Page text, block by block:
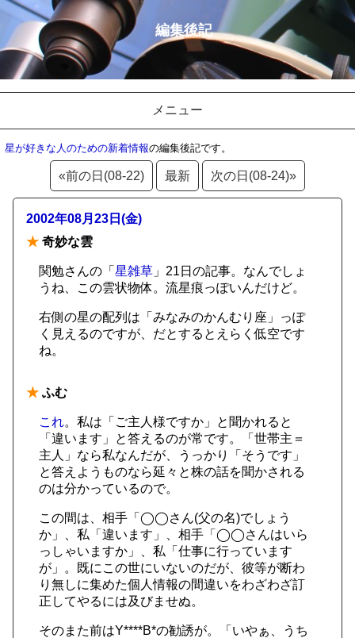
編集後記
メニュー
星が好きな人のための新着情報の編集後記です。
«前の日(08-22) 最新 次の日(08-24)»
2002年08月23日(金)
★ 奇妙な雲
関勉さんの「 星雑草 」21日の記事。なんでしょ
うね、この雲状物体。流星痕っぽいんだけど。
右側の星の配列は「みなみのかんむり座」っぽ
く見えるのですが、だとするとえらく低空です
ね。
★ ふむ
これ。私は「ご主人様ですか」と聞かれると
「違います」と答えるのが常です。「世帯主＝
主人」なら私なんだが、うっかり「そうです」
と答えようものなら延々と株の話を聞かされる
のは分かっているので。
この間は、相手「◯◯さん(父の名)でしょう
か」、私「違います」、相手「◯◯さんはいら
っしゃいますか」、私「仕事に行っています
が」。既にこの世にいないのだが、彼等が断わ
り無しに集めた個人情報の間違いをわざわざ訂
正してやるには及びませぬ。
そのまた前はY****B*の勧誘が。「いやぁ、うち